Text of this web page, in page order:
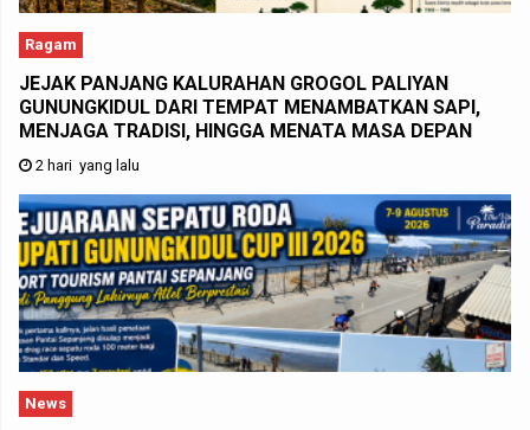
Ragam
JEJAK PANJANG KALURAHAN GROGOL PALIYAN
GUNUNGKIDUL DARI TEMPAT MENAMBATKAN SAPI,
MENJAGA TRADISI, HINGGA MENATA MASA DEPAN
2 hari yang lalu
News